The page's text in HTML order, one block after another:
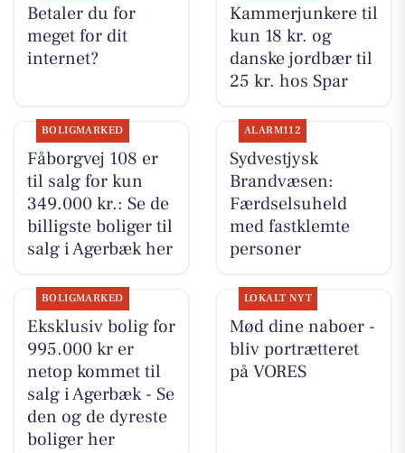
Betaler du for
meget for dit
internet?
Kammerjunkere til
kun 18 kr. og
danske jordbær til
25 kr. hos Spar
BOLIGMARKED
Fåborgvej 108 er
til salg for kun
349.000 kr.: Se de
billigste boliger til
salg i Agerbæk her
ALARM112
Sydvestjysk
Brandvæsen:
Færdselsuheld
med fastklemte
personer
BOLIGMARKED
Eksklusiv bolig for
995.000 kr er
netop kommet til
salg i Agerbæk - Se
den og de dyreste
boliger her
LOKALT NYT
Mød dine naboer -
bliv portrætteret
på VORES